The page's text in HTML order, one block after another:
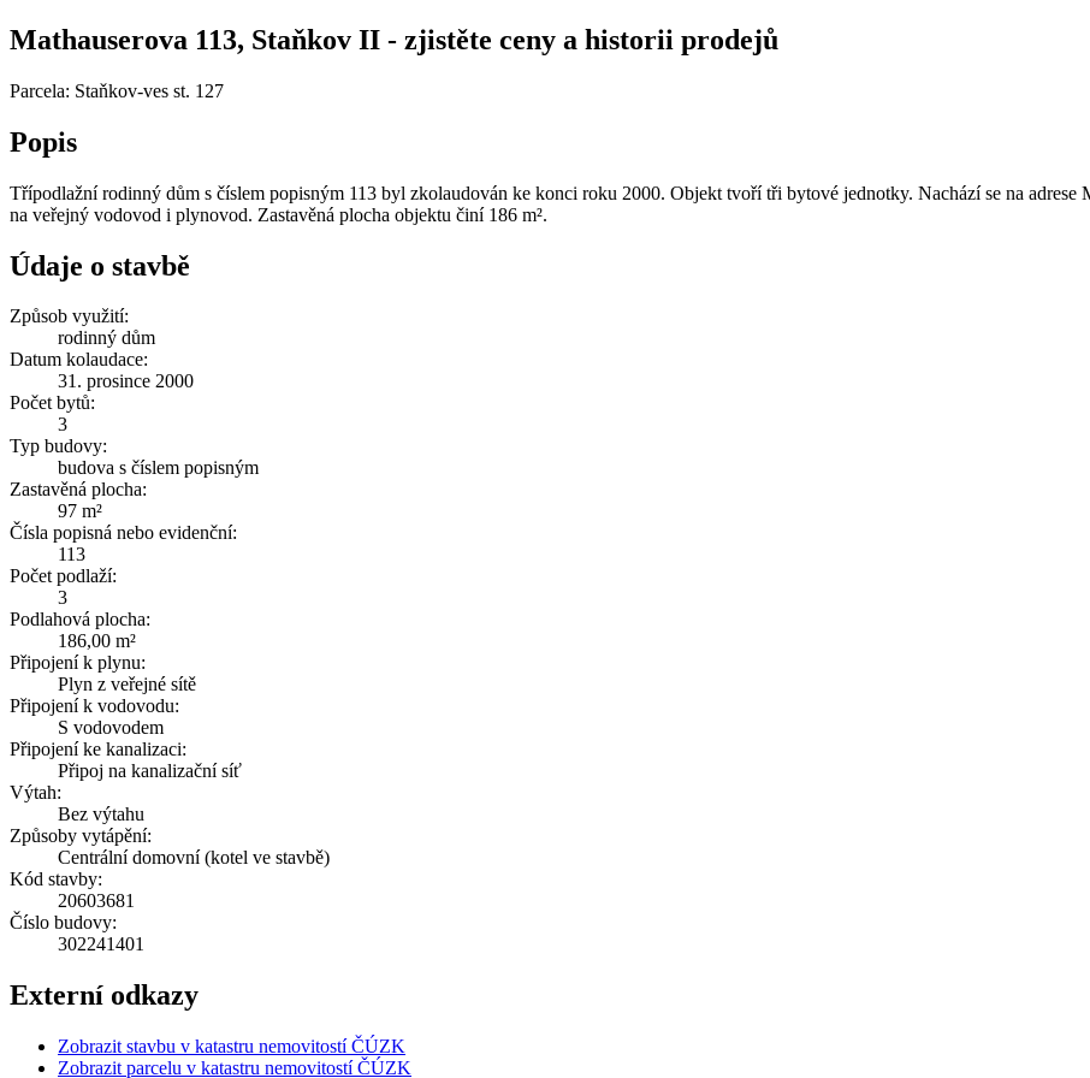
Mathauserova 113, Staňkov II - zjistěte ceny a historii prodejů
Parcela: Staňkov-ves st. 127
Popis
Třípodlažní rodinný dům s číslem popisným 113 byl zkolaudován ke konci roku 2000. Objekt tvoří tři bytové jednotky. Nachází se na adrese
na veřejný vodovod i plynovod. Zastavěná plocha objektu činí 186 m².
Údaje o stavbě
Způsob využití:
rodinný dům
Datum kolaudace:
31. prosince 2000
Počet bytů:
3
Typ budovy:
budova s číslem popisným
Zastavěná plocha:
97 m²
Čísla popisná nebo evidenční:
113
Počet podlaží:
3
Podlahová plocha:
186,00 m²
Připojení k plynu:
Plyn z veřejné sítě
Připojení k vodovodu:
S vodovodem
Připojení ke kanalizaci:
Připoj na kanalizační síť
Výtah:
Bez výtahu
Způsoby vytápění:
Centrální domovní (kotel ve stavbě)
Kód stavby:
20603681
Číslo budovy:
302241401
Externí odkazy
Zobrazit stavbu v katastru nemovitostí ČÚZK
Zobrazit parcelu v katastru nemovitostí ČÚZK